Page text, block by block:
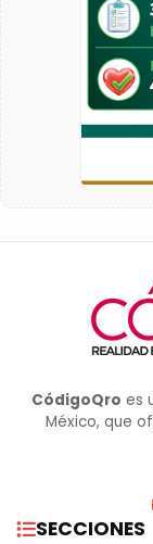
CódigoQro es
México, que
SECCIONES